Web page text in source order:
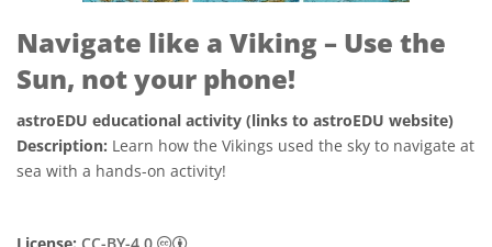
Navigate like a Viking – Use the
Sun, not your phone!
astroEDU educational activity (links to astroEDU website)
Description: Learn how the Vikings used the sky to navigate at
sea with a hands-on activity!